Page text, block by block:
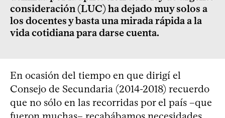
consideración (LUC) ha dejado muy solos a
los docentes y basta una mirada rápida a la
vida cotidiana para darse cuenta.
En ocasión del tiempo en que dirigí el
Consejo de Secundaria (2014-2018) recuerdo
que no sólo en las recorridas por el país –que